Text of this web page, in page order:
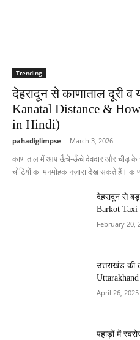
Trending
देहरादून से काणाताल दूरी व
Kanatal Distance &
in Hindi)
pahadiglimpse - March 3, 2026
काणाताल में आप ऊँचे-ऊँचे देवदार और चीड़
चोटियों का मनमोहक नज़ारा देख सकते हैं।
देहरादून से
Barkot Taxi
February 20,
उत्तराखंड
April 26, 2025
पहाड़ों में